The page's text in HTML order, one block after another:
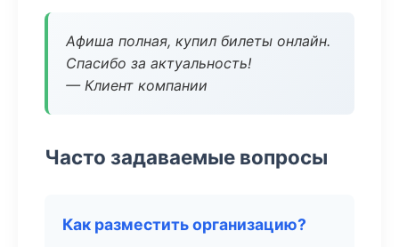
Афиша полная, купил билеты онлайн.
Спасибо за актуальность!
— Клиент компании
Часто задаваемые вопросы
Как разместить организацию?